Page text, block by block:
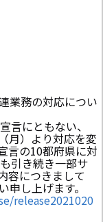
業務の対応につい
言にともない、
月）より対応を変
言の10都府県に対
引き続き一部サ
容につきまして
し上げます。
release2021020